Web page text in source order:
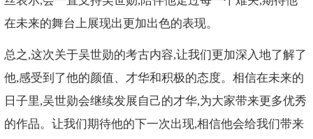
在未来的舞台上展现出更加出色的表现。
总之,这次关于吴世勋的考古内容,让我们更加深入地了解了
他,感受到了他的颜值、才华和积极的态度。相信在未来的
日子里,吴世勋会继续发展自己的才华,为大家带来更多优秀
的作品。让我们期待他的下一次出现,相信他会给我们带来